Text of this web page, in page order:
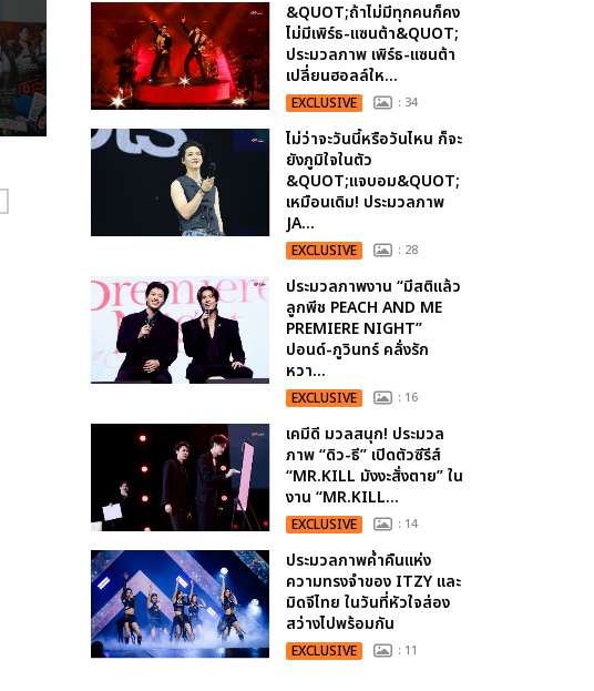
&QUOT;ถ้าไม่มีทุกคนก็คง
ไม่มีเพิร์ธ-แซนต้า&QUOT;
ประมวลภาพ เพิร์ธ-แซนต้า
เปลี่ยนฮอลล์ให...
EXCLUSIVE : 34
ไม่ว่าจะวันนี้หรือวันไหน ก็จะ
ยังภูมิใจในตัว
&QUOT;แจบอม&QUOT;
เหมือนเดิม! ประมวลภาพ
JA...
EXCLUSIVE : 28
ประมวลภาพงาน “มีสติแล้ว
ลูกพีช PEACH AND ME
PREMIERE NIGHT”
ปอนด์-ภูวินทร์ คลั่งรัก
หวา...
EXCLUSIVE : 16
เคมีดี มวลสนุก! ประมวล
ภาพ “ดิว-ธี” เปิดตัวซีรีส์
“MR.KILL มังงะสั่งตาย” ใน
งาน “MR.KILL...
EXCLUSIVE : 14
ประมวลภาพค่ำคืนแห่ง
ความทรงจำของ ITZY และ
มิดจีไทย ในวันที่หัวใจส่อง
สว่างไปพร้อมกัน
EXCLUSIVE : 11